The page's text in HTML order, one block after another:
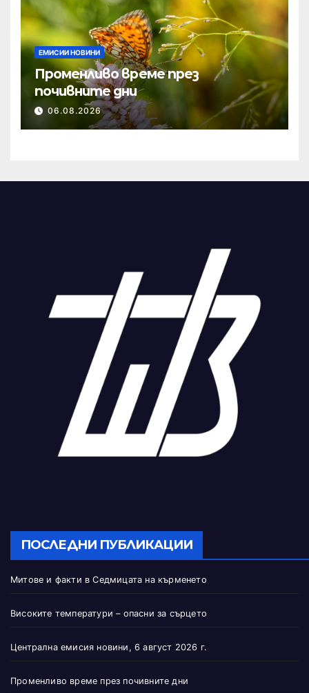
ЕМИСИИ НОВИНИ
Променливо време през
почивните дни
06.08.2026
ПОСЛЕДНИ ПУБЛИКАЦИИ
Митове и факти в Седмицата на кърменето
Високите температури – опасни за сърцето
Централна емисия новини, 6 август 2026 г.
Променливо време през почивните дни